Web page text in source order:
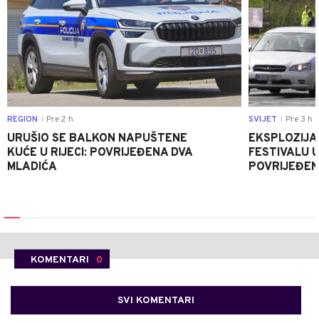
REGION Pre 2 h
URUŠIO SE BALKON NAPUŠTENE
KUĆE U RIJECI: POVRIJEĐENA DVA
MLADIĆA
SVIJET Pre 3 h
FESTIVALU
KOMENTARI 0
SVI KOMENTARI